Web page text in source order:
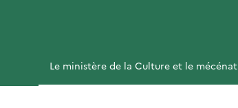
Le ministère de la Culture et le mécénat